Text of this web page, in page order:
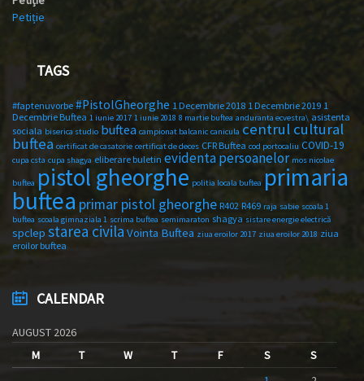
Petiție
TAGS
#faptenuvorbe #PistolGheorghe 1 Decembrie 2018 1 Decembrie 2019 1
Decembrie Buftea 1 iunie 2017 1 iunie 2018 8 martie buftea anduranta ecvestra\ asistenta
sociala biserica studio buftea campionat balcanic canicula centrul cultural
buftea certificat de casatorie certificat de deces CFR Buftea cod portocaliu COVID-19
cupa csta cupa shagya eliberare buletin evidenta persoanelor mos nicolae
buftea pistol gheorghe politia locala buftea primaria
buftea primar pistol gheorghe R402 R469 raja sabie scoala 1
buftea scoala gimnaziala 1 scrima buftea semimaraton shagya sistare energie electrică
spclep starea civila Vointa Buftea ziua eroilor 2017 ziua eroilor 2018 ziua
eroilor buftea
CALENDAR
AUGUST 2026
M
T W T F S
S